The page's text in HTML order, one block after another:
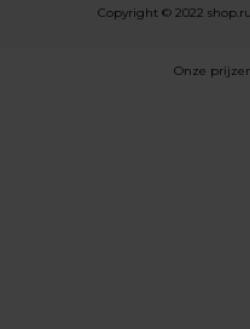
Copyright © 2022
Onze